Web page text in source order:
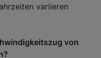
variieren
von